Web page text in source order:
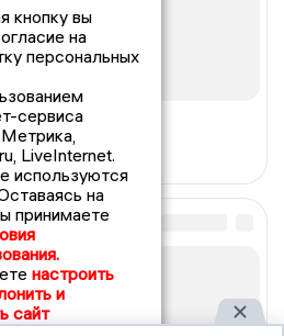
кнопку вы
на
персональных
сервиса
LiveInternet.
используются
на
принимаете
настроить
и
сайт